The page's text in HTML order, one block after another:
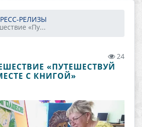
РЕЛИЗЫ
«Пу...
24
«ПУТЕШЕСТВУЙ
С КНИГОЙ»